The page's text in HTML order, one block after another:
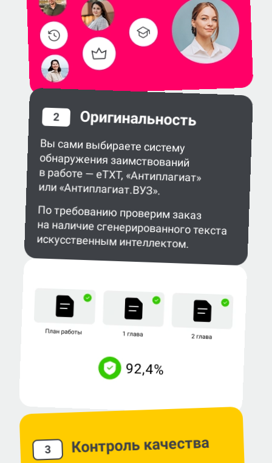
2 Оригинальность
Вы сами выбираете систему
обнаружения заимствований
в работе — eTXT, «Антиплагиат»
или «Антиплагиат.ВУЗ».
По требованию проверим заказ
на наличие сгенерированного текста
искусственным интеллектом.
3 Контроль качества